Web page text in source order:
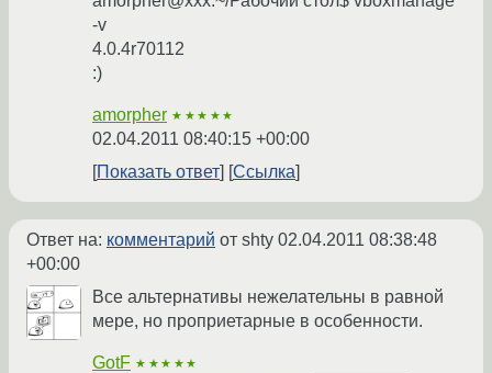
-v
4.0.4r70112
:)
amorpher ★★★★★
02.04.2011 08:40:15 +00:00
Показать ответ
Ссылка
Ответ на: комментарий от shty 02.04.2011 08:38:48
+00:00
Все альтернативы нежелательны в равной
мере, но проприетарные в особенности.
GotF ★★★★★